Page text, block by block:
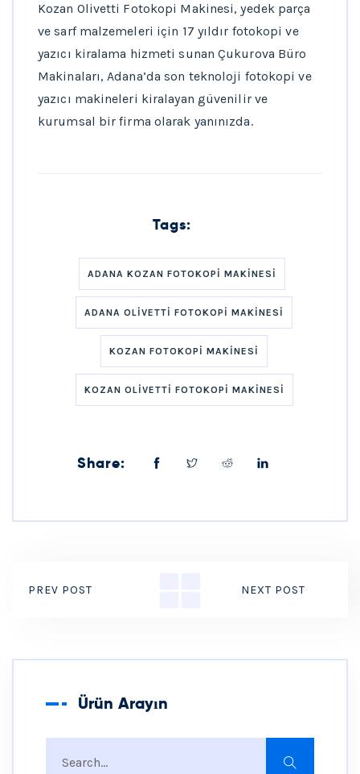
Kozan Olivetti Fotokopi Makinesi, yedek parça
ve sarf malzemeleri için 17 yıldır fotokopi ve
yazıcı kiralama hizmeti sunan Çukurova Büro
Makinaları, Adana’da son teknoloji fotokopi ve
yazıcı makineleri kiralayan güvenilir ve
kurumsal bir firma olarak yanınızda.
Tags:
ADANA KOZAN FOTOKOPI MAKINESI
ADANA OLIVETTI FOTOKOPI MAKINESI
KOZAN FOTOKOPI MAKINESI
KOZAN OLIVETTI FOTOKOPI MAKINESI
Share:
PREV POST NEXT POST
Ürün Arayın